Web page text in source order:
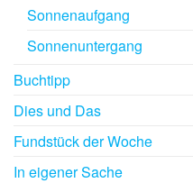
Sonnenaufgang
Sonnenuntergang
Buchtipp
Dies und Das
Fundstück der Woche
In eigener Sache